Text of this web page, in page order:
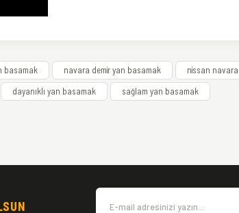
Bu ürüne ilk yorumu siz yapın!
öneri formunu kullanarak tarafımıza iletebilirsiniz.
basamak navara demir yan basamak nissan
dayanıklı yan basamak sağlam yan basamak